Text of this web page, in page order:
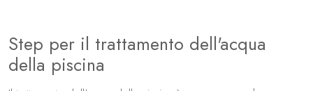
Step per il trattamento dell'acqua
della piscina